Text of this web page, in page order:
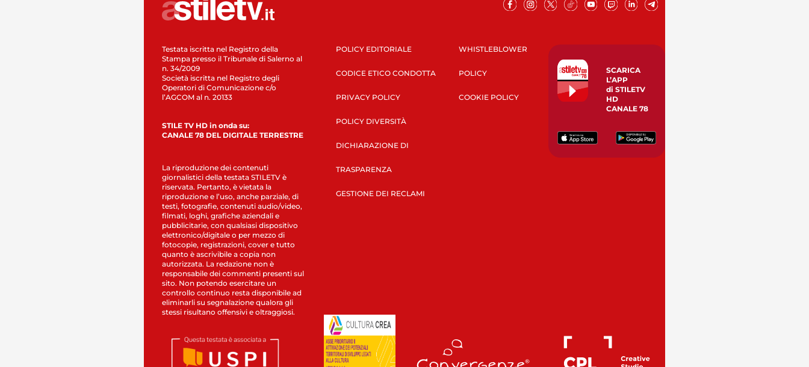
Testata iscritta nel Registro della
Stampa presso il Tribunale di Salerno al
n. 34/2009
Società iscritta nel Registro degli
Operatori di Comunicazione c/o
l’AGCOM al n. 20133
STILE TV HD in onda su:
CANALE 78 DEL DIGITALE TERRESTRE
La riproduzione dei contenuti
giornalistici della testata STILETV è
riservata. Pertanto, è vietata la
riproduzione e l’uso, anche parziale, di
testi, fotografie, contenuti audio/video,
filmati, loghi, grafiche aziendali e
pubblicitarie, con qualsiasi dispositivo
elettronico/digitale o per mezzo di
fotocopie, registrazioni, cover e tutto
quanto è ascrivibile a copia non
autorizzata. La redazione non è
responsabile dei commenti presenti sul
sito. Non potendo esercitare un
controllo continuo resta disponibile ad
eliminarli su segnalazione qualora gli
stessi risultano offensivi e oltraggiosi.
POLICY EDITORIALE
CODICE ETICO CONDOTTA
PRIVACY POLICY
POLICY DIVERSITÀ
DICHIARAZIONE DI
TRASPARENZA
GESTIONE DEI RECLAMI
WHISTLEBLOWER
POLICY
COOKIE POLICY
SCARICA
L’APP
di STILETV
HD
CANALE 78